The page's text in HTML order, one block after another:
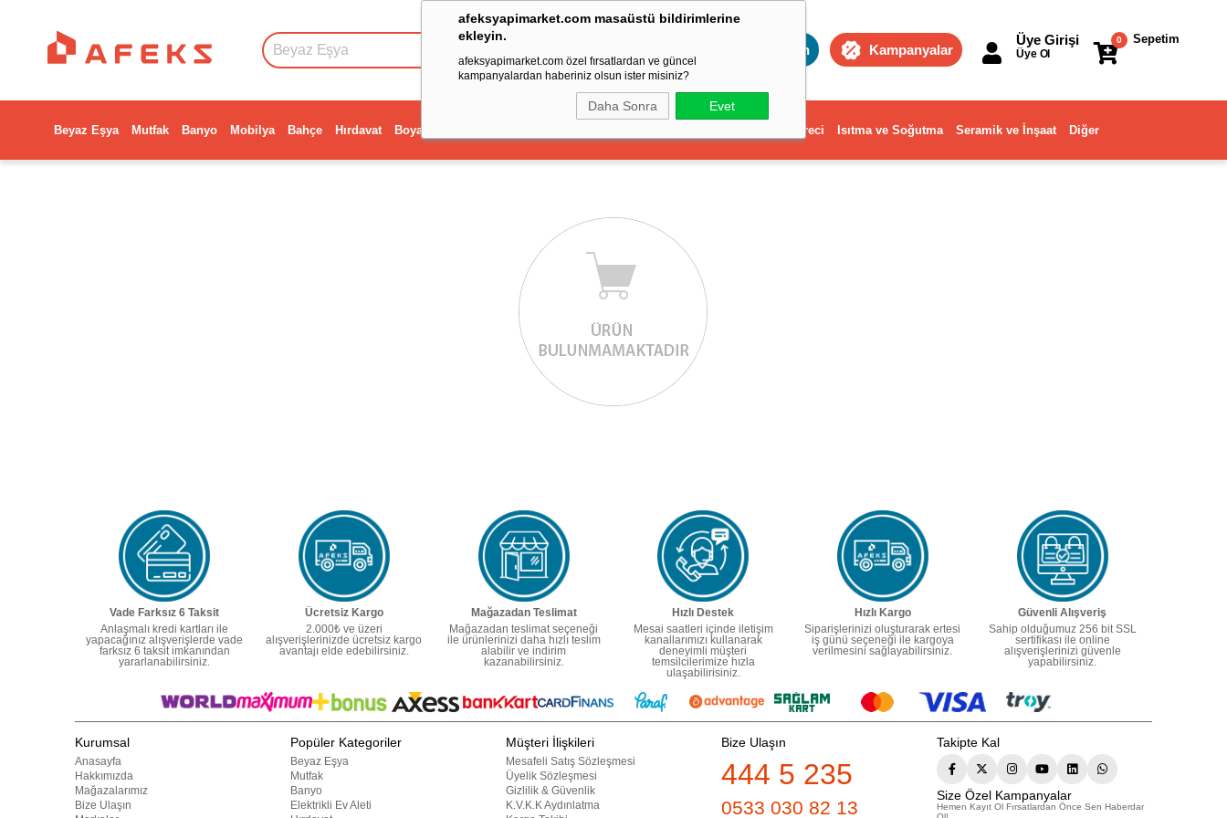
afeksyapimarket.com masaüstü bildirimlerine
ekleyin.
afeksyapimarket.com özel fırsatlardan ve güncel
kampanyalardan haberiniz olsun ister misiniz?
Daha Sonra Evet
Toptan Kampanyalar
Sepetim
0
Üye Girişi
Üye Ol
Beyaz Eşya Mutfak Banyo Mobilya Bahçe Hırdavat Boya Dekorasyon ve Ev Gereci Isıtma ve Soğutma Seramik ve İnşaat Diğer
Vade Farksız 6 Taksit
Anlaşmalı kredi kartları ile
yapacağınız alışverişlerde vade
farksız 6 taksit imkanından
yararlanabilirsiniz.
Ücretsiz Kargo
2.000₺ ve üzeri
alışverişlerinizde ücretsiz kargo
avantajı elde edebilirsiniz.
Mağazadan Teslimat
Mağazadan teslimat seçeneği
ile ürünlerinizi daha hızlı teslim
alabilir ve indirim
kazanabilirsiniz.
Hızlı Destek
Mesai saatleri içinde iletişim
kanallarımızı kullanarak
deneyimli müşteri
temsilcilerimize hızla
ulaşabilirisiniz.
Hızlı Kargo
Siparişlerinizi oluşturarak ertesi
iş günü seçeneği ile kargoya
verilmesini sağlayabilirsiniz.
Güvenli Alışveriş
Sahip olduğumuz 256 bit SSL
sertifikası ile online
alışverişlerinizi güvenle
yapabilirsiniz.
Kurumsal
Anasayfa
Hakkımızda
Mağazalarımız
Bize Ulaşın
Popüler Kategoriler
Beyaz Eşya
Mutfak
Banyo
Elektrikli Ev Aleti
Müşteri İlişkileri
Mesafeli Satış Sözleşmesi
Üyelik Sözleşmesi
Gizlilik & Güvenlik
K.V.K.K Aydınlatma
Bize Ulaşın
444 5 235
0533 030 82 13
Takipte Kal
Size Özel Kampanyalar
Hemen Kayıt Ol Fırsatlardan Önce Sen Haberdar